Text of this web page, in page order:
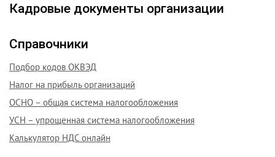
Кадровые документы организации
Справочники
Подбор кодов ОКВЭД
Налог на прибыль организаций
ОСНО – общая система налогообложения
УСН – упрощенная система налогообложения
Калькулятор НДС онлайн